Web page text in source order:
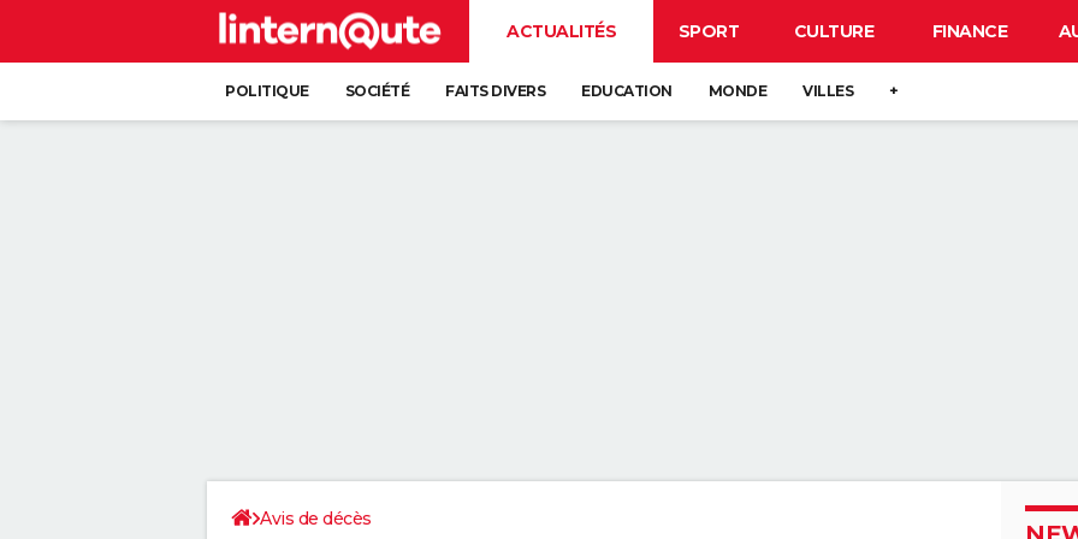
ACTUALITÉS SPORT CULTURE FINANCE
POLITIQUE SOCIÉTÉ FAITS DIVERS EDUCATION MONDE VILLES +
Avis de décès